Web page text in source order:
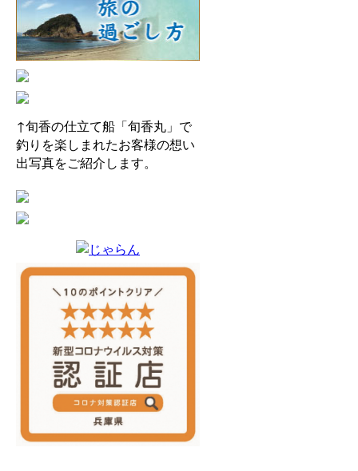
↑旬香の仕立て船「旬香丸」で
釣りを楽しまれたお客様の想い
出写真をご紹介します。